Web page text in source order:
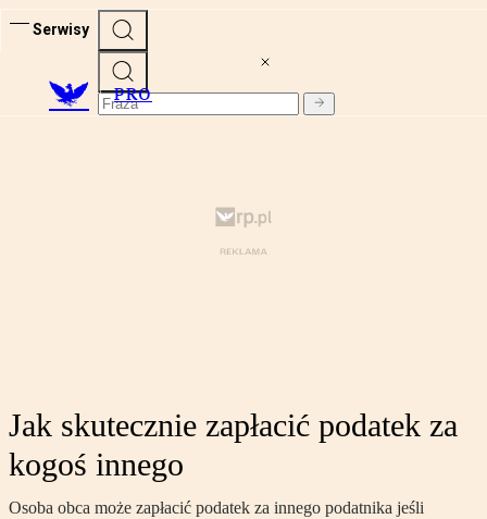
Serwisy
PRO
Jak skutecznie zapłacić podatek za
kogoś innego
Osoba obca może zapłacić podatek za innego podatnika jeśli